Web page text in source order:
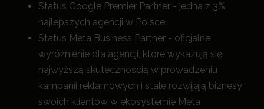
Status Google Premier Partner - jedna z 3%
najlepszych agencji w Polsce.
Status Meta Business Partner - oficjalne
wyróżnienie dla agencji, które wykazują się
najwyższą skutecznością w prowadzeniu
kampanii reklamowych i stale rozwijają biznesy
swoich klientów w ekosystemie Meta